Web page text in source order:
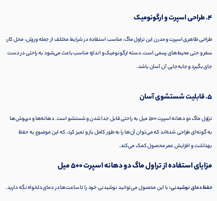
4. طراحی اسپرت و ارگونومیک
طراحی ظاهری اسپرت و مدرن این تراول ماگ، مناسب استفاده در شرایط مختلف از جمله ورزش، محل کار،
سفر و حتی محیط‌های رسمی است. دسته ارگونومیک و اندازه مناسب باعث می‌شود به راحتی در دست
جای بگیرد و جابه‌جایی آن آسان باشد.
5. قابلیت شستشوی آسان
تراول ماگ دو دهانه اسپرت 500 میل به راحتی قابل جدا شدن و شستشو است. دهانه‌ها و درپوش‌ها
به گونه‌ای طراحی شده‌اند که می‌توان آن‌ها را به طور کامل باز و تمیز کرد، که این موضوع به حفظ
بهداشت و افزایش عمر محصول کمک می‌کند.
مزایای استفاده از تراول ماگ دو دهانه اسپرت 500 میل
حفظ دمای نوشیدنی:با این محصول می‌توانید نوشیدنی خود را تا ساعت‌ها در دمای دلخواه نگه دارید.